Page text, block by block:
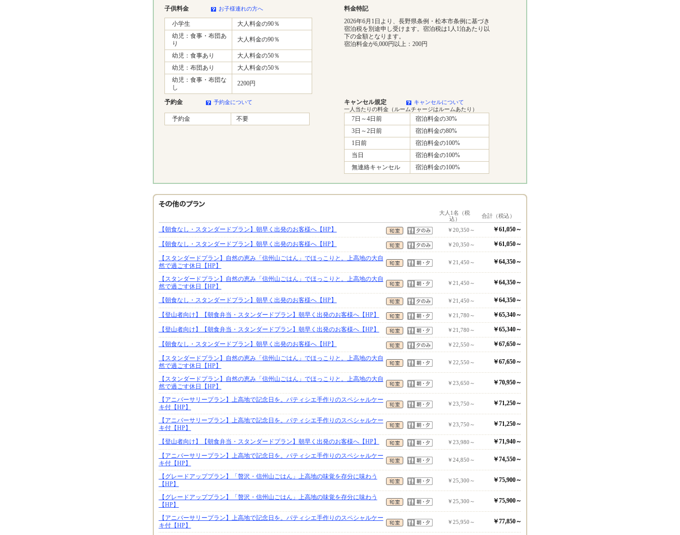
子供料金 お子様連れの方へ 料金特記
小学生
大人料金の90％
幼児：食事・布団あ
り
大人料金の90％
幼児：食事あり
大人料金の50％
幼児：布団あり
大人料金の50％
幼児：食事・布団な
し
2200円
2026年6月1日より、長野県条例・松本市条例に基づき
宿泊税を別途申し受けます。宿泊税は1人1泊あたり以
下の金額となります。
宿泊料金が6,000円以上：200円
予約金 予約金について キャンセル規定
キャンセルについて
一人当たりの料金（ルームチャージはルームあたり）
予約金 不要 7日～4日前
宿泊料金の30%
3日～2日前
宿泊料金の80%
1日前
宿泊料金の100%
当日
宿泊料金の100%
無連絡キャンセル
宿泊料金の100%
大人1名（税
込）
合計（税込）
【朝食なし・スタンダードプラン】朝早く出発のお客様へ【HP】 ￥20,350～ ￥61,050～
【朝食なし・スタンダードプラン】朝早く出発のお客様へ【HP】 ￥20,350～
￥61,050～
【スタンダードプラン】自然の恵み「信州山ごはん」でほっこりと。上高地の大自
然で過ごす休日【HP】
￥21,450～ ￥64,350～
【スタンダードプラン】自然の恵み「信州山ごはん」でほっこりと。上高地の大自
然で過ごす休日【HP】
￥21,450～ ￥64,350～
【朝食なし・スタンダードプラン】朝早く出発のお客様へ【HP】 ￥21,450～ ￥64,350～
【登山者向け】【朝食弁当・スタンダードプラン】朝早く出発のお客様へ【HP】 ￥21,780～ ￥65,340～
【登山者向け】【朝食弁当・スタンダードプラン】朝早く出発のお客様へ【HP】 ￥21,780～ ￥65,340～
【朝食なし・スタンダードプラン】朝早く出発のお客様へ【HP】 ￥22,550～
￥67,650～
【スタンダードプラン】自然の恵み「信州山ごはん」でほっこりと。上高地の大自
然で過ごす休日【HP】
￥22,550～ ￥67,650～
【スタンダードプラン】自然の恵み「信州山ごはん」でほっこりと。上高地の大自
然で過ごす休日【HP】
￥23,650～ ￥70,950～
【アニバーサリープラン】上高地で記念日を。パティシエ手作りのスペシャルケー
キ付【HP】
￥23,750～ ￥71,250～
【アニバーサリープラン】上高地で記念日を。パティシエ手作りのスペシャルケー
キ付【HP】
￥23,750～ ￥71,250～
【登山者向け】【朝食弁当・スタンダードプラン】朝早く出発のお客様へ【HP】 ￥23,980～
￥71,940～
【アニバーサリープラン】上高地で記念日を。パティシエ手作りのスペシャルケー
キ付【HP】
￥24,850～ ￥74,550～
【グレードアッププラン】「贅沢・信州山ごはん」上高地の味覚を存分に味わう
【HP】
￥25,300～ ￥75,900～
【グレードアッププラン】「贅沢・信州山ごはん」上高地の味覚を存分に味わう
【HP】
￥25,300～ ￥75,900～
【アニバーサリープラン】上高地で記念日を。パティシエ手作りのスペシャルケー
キ付【HP】
￥25,950～ ￥77,850～